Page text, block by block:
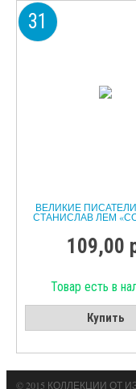
31
ВЕЛИКИЕ
СТАНИСЛАВ ЛЕМ
109,00
Товар есть в
Купить
© 2015 КОЛЛЕКЦИИ ОТ